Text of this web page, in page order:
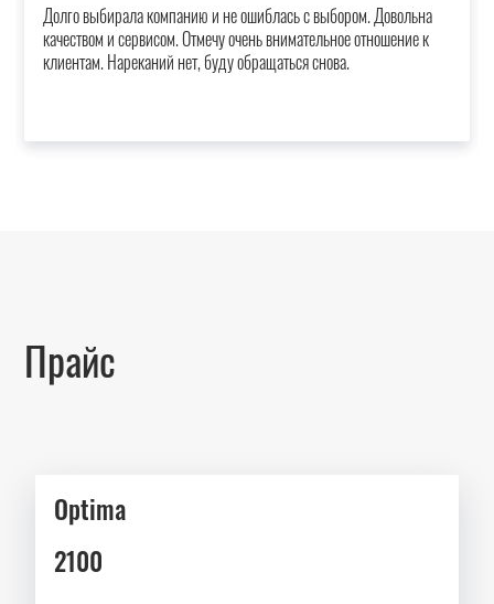
Долго выбирала компанию и не ошиблась с выбором. Довольна
качеством и сервисом. Отмечу очень внимательное отношение к
клиентам. Нареканий нет, буду обращаться снова.
Прайс
Optima
2100